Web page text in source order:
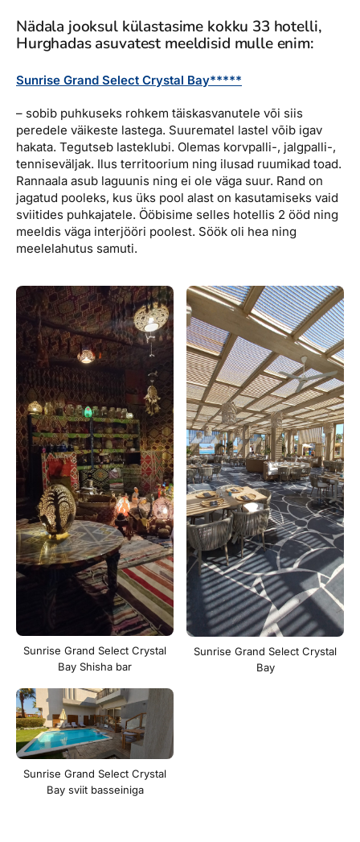
Nädala jooksul külastasime kokku 33 hotelli,
Hurghadas asuvatest meeldisid mulle enim:
Sunrise Grand Select Crystal Bay*****
– sobib puhkuseks rohkem täiskasvanutele või siis
peredele väikeste lastega. Suurematel lastel võib igav
hakata. Tegutseb lasteklubi. Olemas korvpalli-, jalgpalli-,
tenniseväljak. Ilus territoorium ning ilusad ruumikad toad.
Rannaala asub laguunis ning ei ole väga suur. Rand on
jagatud pooleks, kus üks pool alast on kasutamiseks vaid
sviitides puhkajatele. Ööbisime selles hotellis 2 ööd ning
meeldis väga interjööri poolest. Söök oli hea ning
meelelahutus samuti.
Sunrise Grand Select Crystal
Bay Shisha bar
Sunrise Grand Select Crystal
Bay
Sunrise Grand Select Crystal
Bay sviit basseiniga